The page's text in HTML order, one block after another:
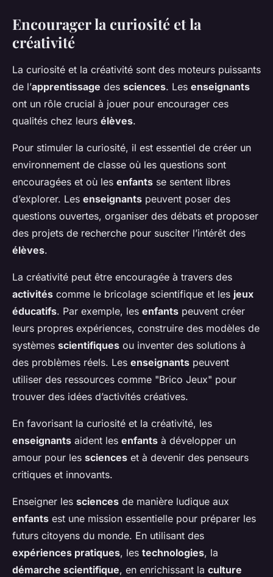
Encourager la curiosité et la
créativité
La curiosité et la créativité sont des moteurs puissants
de l’apprentissage des sciences. Les enseignants
ont un rôle crucial à jouer pour encourager ces
qualités chez leurs élèves.
Pour stimuler la curiosité, il est essentiel de créer un
environnement de classe où les questions sont
encouragées et où les enfants se sentent libres
d’explorer. Les enseignants peuvent poser des
questions ouvertes, organiser des débats et proposer
des projets de recherche pour susciter l’intérêt des
élèves.
La créativité peut être encouragée à travers des
activités comme le bricolage scientifique et les jeux
éducatifs. Par exemple, les enfants peuvent créer
leurs propres expériences, construire des modèles de
systèmes scientifiques ou inventer des solutions à
des problèmes réels. Les enseignants peuvent
utiliser des ressources comme "Brico Jeux" pour
trouver des idées d’activités créatives.
En favorisant la curiosité et la créativité, les
enseignants aident les enfants à développer un
amour pour les sciences et à devenir des penseurs
critiques et innovants.
Enseigner les sciences de manière ludique aux
enfants est une mission essentielle pour préparer les
futurs citoyens du monde. En utilisant des
expériences pratiques, les technologies, la
démarche scientifique, en enrichissant la culture